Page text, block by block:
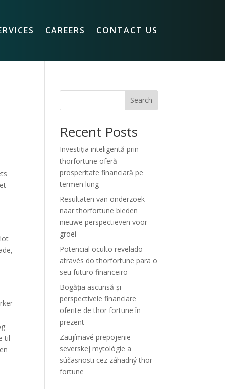
CAREERS CONTACT US
til
Search
Recent Posts
Investiția inteligentă prin
thorfortune oferă
prosperitate financiară pe
termen lung
Resultaten van onderzoek
naar thorfortune bieden
nieuwe perspectieven voor
groei
Potencial oculto revelado
através do thorfortune para o
seu futuro financeiro
Bogăția ascunsă și
perspectivele financiare
oferite de thor fortune în
prezent
Zaujímavé prepojenie
severskej mytológie a
súčasnosti cez záhadný thor
fortune